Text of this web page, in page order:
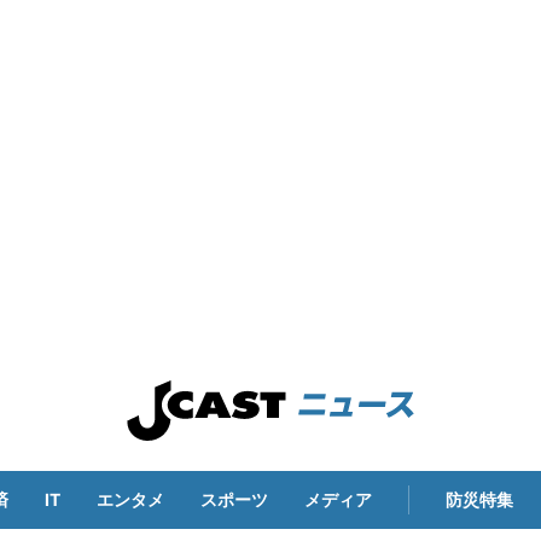
IT エンタメ スポーツ メディア 防災特集